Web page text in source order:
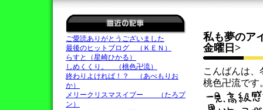
ご愛読ありがとうございました
最後のヒットブログ （ＫＥＮ）
らすと（星崎ひかる）
しめくくり。 （桃色卍流）
終わりよければ！？ （あべもりお
か）
メリークリスマスイブー （たろプ
ン）
私も夢のア
金曜日>
こんばんは
桃色卍流です